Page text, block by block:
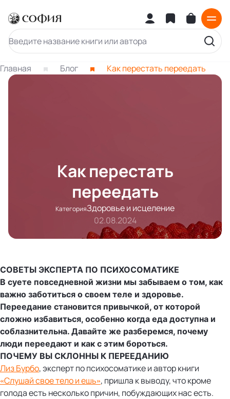
Главная Блог Как перестать переедать
Как перестать
переедать
КатегорияЗдоровье и исцеление
02.08.2024
СОВЕТЫ ЭКСПЕРТА ПО ПСИХОСОМАТИКЕ
В суете повседневной жизни мы забываем о том, как
важно заботиться о своем теле и здоровье.
Переедание становится привычкой, от которой
сложно избавиться, особенно когда еда доступна и
соблазнительна. Давайте же разберемся, почему
люди переедают и как с этим бороться.
ПОЧЕМУ ВЫ СКЛОННЫ К ПЕРЕЕДАНИЮ
Лиз Бурбо, эксперт по психосоматике и автор книги
«Слушай свое тело и ешь», пришла к выводу, что кроме
голода есть несколько причин, побуждающих нас есть.